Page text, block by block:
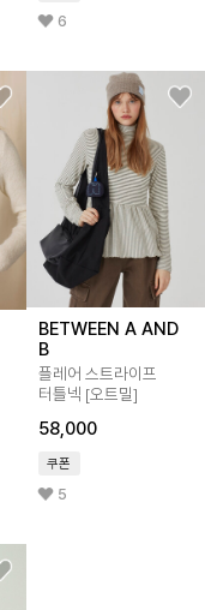
6
BETWEEN A AND
B
플레어 스트라이프
터틀넥 [오트밀]
58,000
쿠폰
5